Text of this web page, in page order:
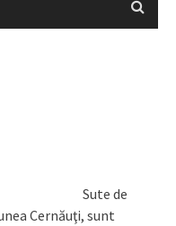
Sute de
Cernăuţi, sunt